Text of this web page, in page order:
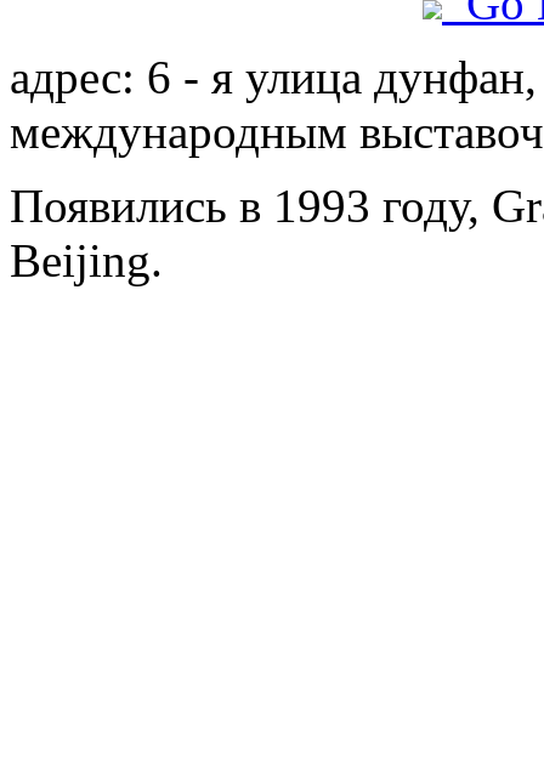
адрес: 6 - я улица
международным
Появились в 1993 году,
Beijing.